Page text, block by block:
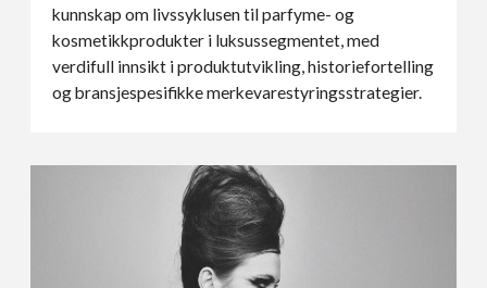
kunnskap om livssyklusen til parfyme- og
kosmetikkprodukter i luksussegmentet, med
verdifull innsikt i produktutvikling, historiefortelling
og bransjespesifikke merkevarestyringsstrategier.